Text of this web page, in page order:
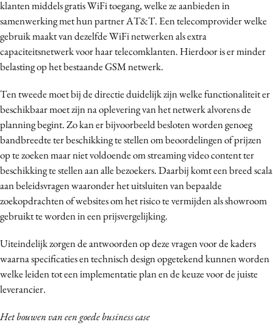
klanten middels gratis WiFi toegang, welke ze aanbieden in
samenwerking met hun partner AT&T. Een telecomprovider welke
gebruik maakt van dezelfde WiFi netwerken als extra
capaciteitsnetwerk voor haar telecomklanten.Hierdoor is er minder
belasting op het bestaande GSM netwerk.
Ten tweede moet bij de directie duidelijk zijn welke functionaliteit er
beschikbaar moet zijn na oplevering van het netwerk alvorens de
planning begint. Zo kan er bijvoorbeeld besloten worden genoeg
bandbreedte ter beschikking te stellen om beoordelingen of prijzen
op te zoeken maar niet voldoende om streaming video content ter
beschikking te stellen aan alle bezoekers. Daarbij komt een breed scala
aan beleidsvragen waaronder het uitsluiten van bepaalde
zoekopdrachten of websites om het risico te vermijden als showroom
gebruikt te worden in een prijsvergelijking.
Uiteindelijk zorgen de antwoorden op deze vragen voor de kaders
waarna specificaties en technisch design opgetekend kunnen worden
welke leiden tot een implementatie plan en de keuze voor de juiste
leverancier.
Het bouwen van een goede business case